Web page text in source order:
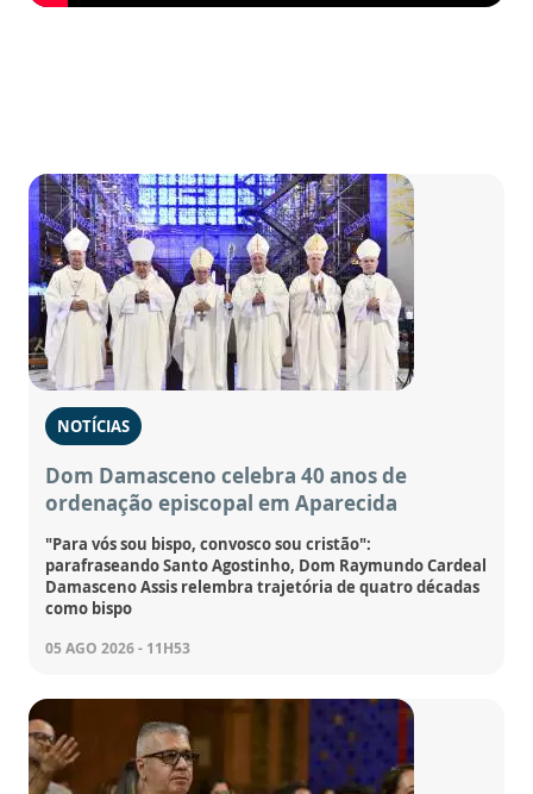
NOTÍCIAS
Dom Damasceno celebra 40 anos de
ordenação episcopal em Aparecida
"Para vós sou bispo, convosco sou cristão":
parafraseando Santo Agostinho, Dom Raymundo Cardeal
Damasceno Assis relembra trajetória de quatro décadas
como bispo
05 AGO 2026 - 11H53